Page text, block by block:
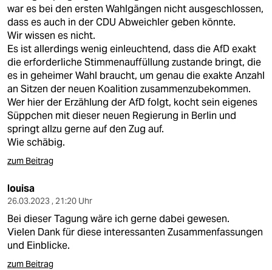
war es bei den ersten Wahlgängen nicht ausgeschlossen,
dass es auch in der CDU Abweichler geben könnte.
Wir wissen es nicht.
Es ist allerdings wenig einleuchtend, dass die AfD exakt
die erforderliche Stimmenauffüllung zustande bringt, die
es in geheimer Wahl braucht, um genau die exakte Anzahl
an Sitzen der neuen Koalition zusammenzubekommen.
Wer hier der Erzählung der AfD folgt, kocht sein eigenes
Süppchen mit dieser neuen Regierung in Berlin und
springt allzu gerne auf den Zug auf.
Wie schäbig.
zum Beitrag
louisa
26.03.2023 , 21:20 Uhr
Bei dieser Tagung wäre ich gerne dabei gewesen.
Vielen Dank für diese interessanten Zusammenfassungen
und Einblicke.
zum Beitrag